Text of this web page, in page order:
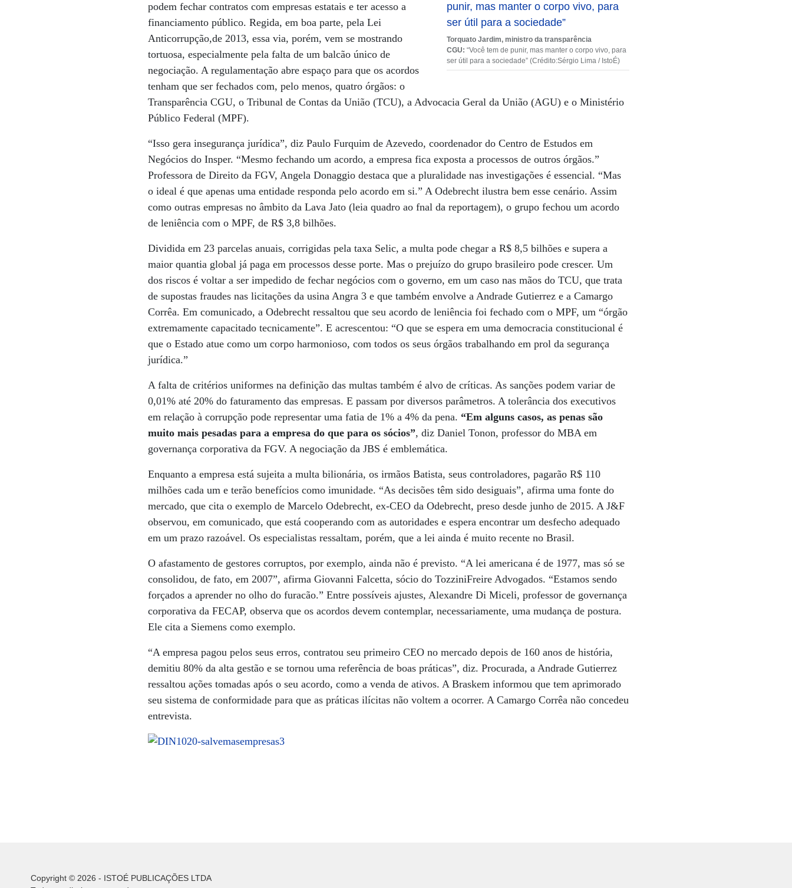
Torquato Jardim, ministro da transparência
CGU: “Você tem de punir, mas manter o corpo vivo, para
ser útil para a sociedade” (Crédito:Sérgio Lima / IstoÉ)
podem fechar contratos com empresas estatais e ter acesso a
financiamento público. Regida, em boa parte, pela Lei
Anticorrupção,de 2013, essa via, porém, vem se mostrando
tortuosa, especialmente pela falta de um balcão único de
negociação. A regulamentação abre espaço para que os acordos
tenham que ser fechados com, pelo menos, quatro órgãos: o
Transparência CGU, o Tribunal de Contas da União (TCU), a Advocacia Geral da União (AGU) e o Ministério
Público Federal (MPF).
“Isso gera insegurança jurídica”, diz Paulo Furquim de Azevedo, coordenador do Centro de Estudos em
Negócios do Insper. “Mesmo fechando um acordo, a empresa fica exposta a processos de outros órgãos.”
Professora de Direito da FGV, Angela Donaggio destaca que a pluralidade nas investigações é essencial. “Mas
o ideal é que apenas uma entidade responda pelo acordo em si.” A Odebrecht ilustra bem esse cenário. Assim
como outras empresas no âmbito da Lava Jato (leia quadro ao fnal da reportagem), o grupo fechou um acordo
de leniência com o MPF, de R$ 3,8 bilhões.
Dividida em 23 parcelas anuais, corrigidas pela taxa Selic, a multa pode chegar a R$ 8,5 bilhões e supera a
maior quantia global já paga em processos desse porte. Mas o prejuízo do grupo brasileiro pode crescer. Um
dos riscos é voltar a ser impedido de fechar negócios com o governo, em um caso nas mãos do TCU, que trata
de supostas fraudes nas licitações da usina Angra 3 e que também envolve a Andrade Gutierrez e a Camargo
Corrêa. Em comunicado, a Odebrecht ressaltou que seu acordo de leniência foi fechado com o MPF, um “órgão
extremamente capacitado tecnicamente”. E acrescentou: “O que se espera em uma democracia constitucional é
que o Estado atue como um corpo harmonioso, com todos os seus órgãos trabalhando em prol da segurança
jurídica.”
A falta de critérios uniformes na definição das multas também é alvo de críticas. As sanções podem variar de
0,01% até 20% do faturamento das empresas. E passam por diversos parâmetros. A tolerância dos executivos
em relação à corrupção pode representar uma fatia de 1% a 4% da pena. “Em alguns casos, as penas são
muito mais pesadas para a empresa do que para os sócios”, diz Daniel Tonon, professor do MBA em
governança corporativa da FGV. A negociação da JBS é emblemática.
Enquanto a empresa está sujeita a multa bilionária, os irmãos Batista, seus controladores, pagarão R$ 110
milhões cada um e terão benefícios como imunidade. “As decisões têm sido desiguais”, afirma uma fonte do
mercado, que cita o exemplo de Marcelo Odebrecht, ex-CEO da Odebrecht, preso desde junho de 2015. A J&F
observou, em comunicado, que está cooperando com as autoridades e espera encontrar um desfecho adequado
em um prazo razoável. Os especialistas ressaltam, porém, que a lei ainda é muito recente no Brasil.
O afastamento de gestores corruptos, por exemplo, ainda não é previsto. “A lei americana é de 1977, mas só se
consolidou, de fato, em 2007”, afirma Giovanni Falcetta, sócio do TozziniFreire Advogados. “Estamos sendo
forçados a aprender no olho do furacão.” Entre possíveis ajustes, Alexandre Di Miceli, professor de governança
corporativa da FECAP, observa que os acordos devem contemplar, necessariamente, uma mudança de postura.
Ele cita a Siemens como exemplo.
“A empresa pagou pelos seus erros, contratou seu primeiro CEO no mercado depois de 160 anos de história,
demitiu 80% da alta gestão e se tornou uma referência de boas práticas”, diz. Procurada, a Andrade Gutierrez
ressaltou ações tomadas após o seu acordo, como a venda de ativos. A Braskem informou que tem aprimorado
seu sistema de conformidade para que as práticas ilícitas não voltem a ocorrer. A Camargo Corrêa não concedeu
entrevista.
Copyright © 2026 - ISTOÉ PUBLICAÇÕES LTDA